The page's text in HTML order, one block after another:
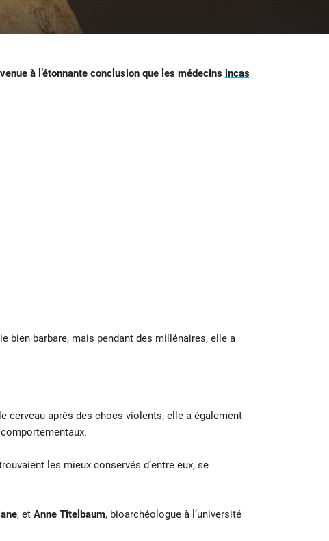
à l’étonnante conclusion que les médecins incas
bien barbare, mais pendant des millénaires, elle a
cerveau après des chocs violents, elle a également
les mieux conservés d’entre eux, se
, et Anne Titelbaum, bioarchéologue à l’université